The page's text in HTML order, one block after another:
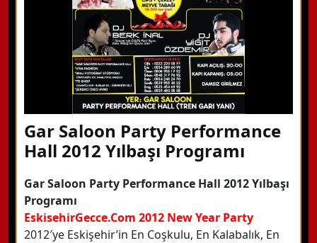
Gar Saloon Party Performance
Hall 2012 Yılbaşı Programı
Gar Saloon Party Performance Hall 2012 Yılbaşı
Programı
EskisehirGecce.Com 2012 New Year Party
2012′ye Eskişehir’in En Coşkulu, En Kalabalık, En